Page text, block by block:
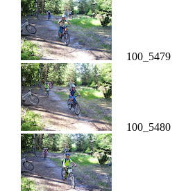
100_5479
100_5480